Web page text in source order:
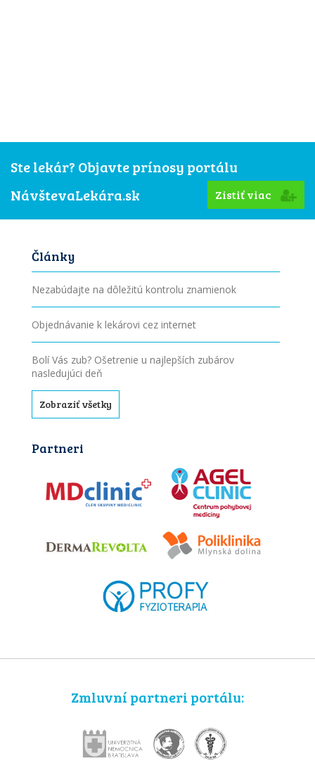
Ste lekár? Objavte prínosy portálu
NávštevaLekára.sk
Zistiť viac
Články
Nezabúdajte na dôležitú kontrolu znamienok
Objednávanie k lekárovi cez internet
Bolí Vás zub? Ošetrenie u najlepších zubárov
nasledujúci deň
Zobraziť všetky
Partneri
Zmluvní partneri portálu: